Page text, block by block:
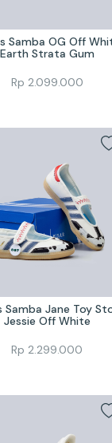
Samba OG Off
Earth Strata Gum
Rp 2.099.000
Samba Jane Toy
Jessie Off White
Rp 2.299.000